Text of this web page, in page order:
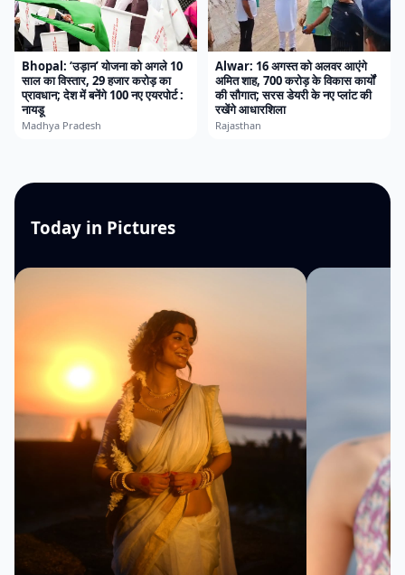
Bhopal: ‘उड़ान’ योजना को अगले 10
साल का विस्तार, 29 हजार करोड़ का
प्रावधान; देश में बनेंगे 100 नए एयरपोर्ट :
नायडू
Madhya Pradesh
Alwar: 16 अगस्त को अलवर आएंगे
अमित शाह, 700 करोड़ के विकास कार्यों
की सौगात; सरस डेयरी के नए प्लांट की
रखेंगे आधारशिला
Rajasthan
Today in Pictures